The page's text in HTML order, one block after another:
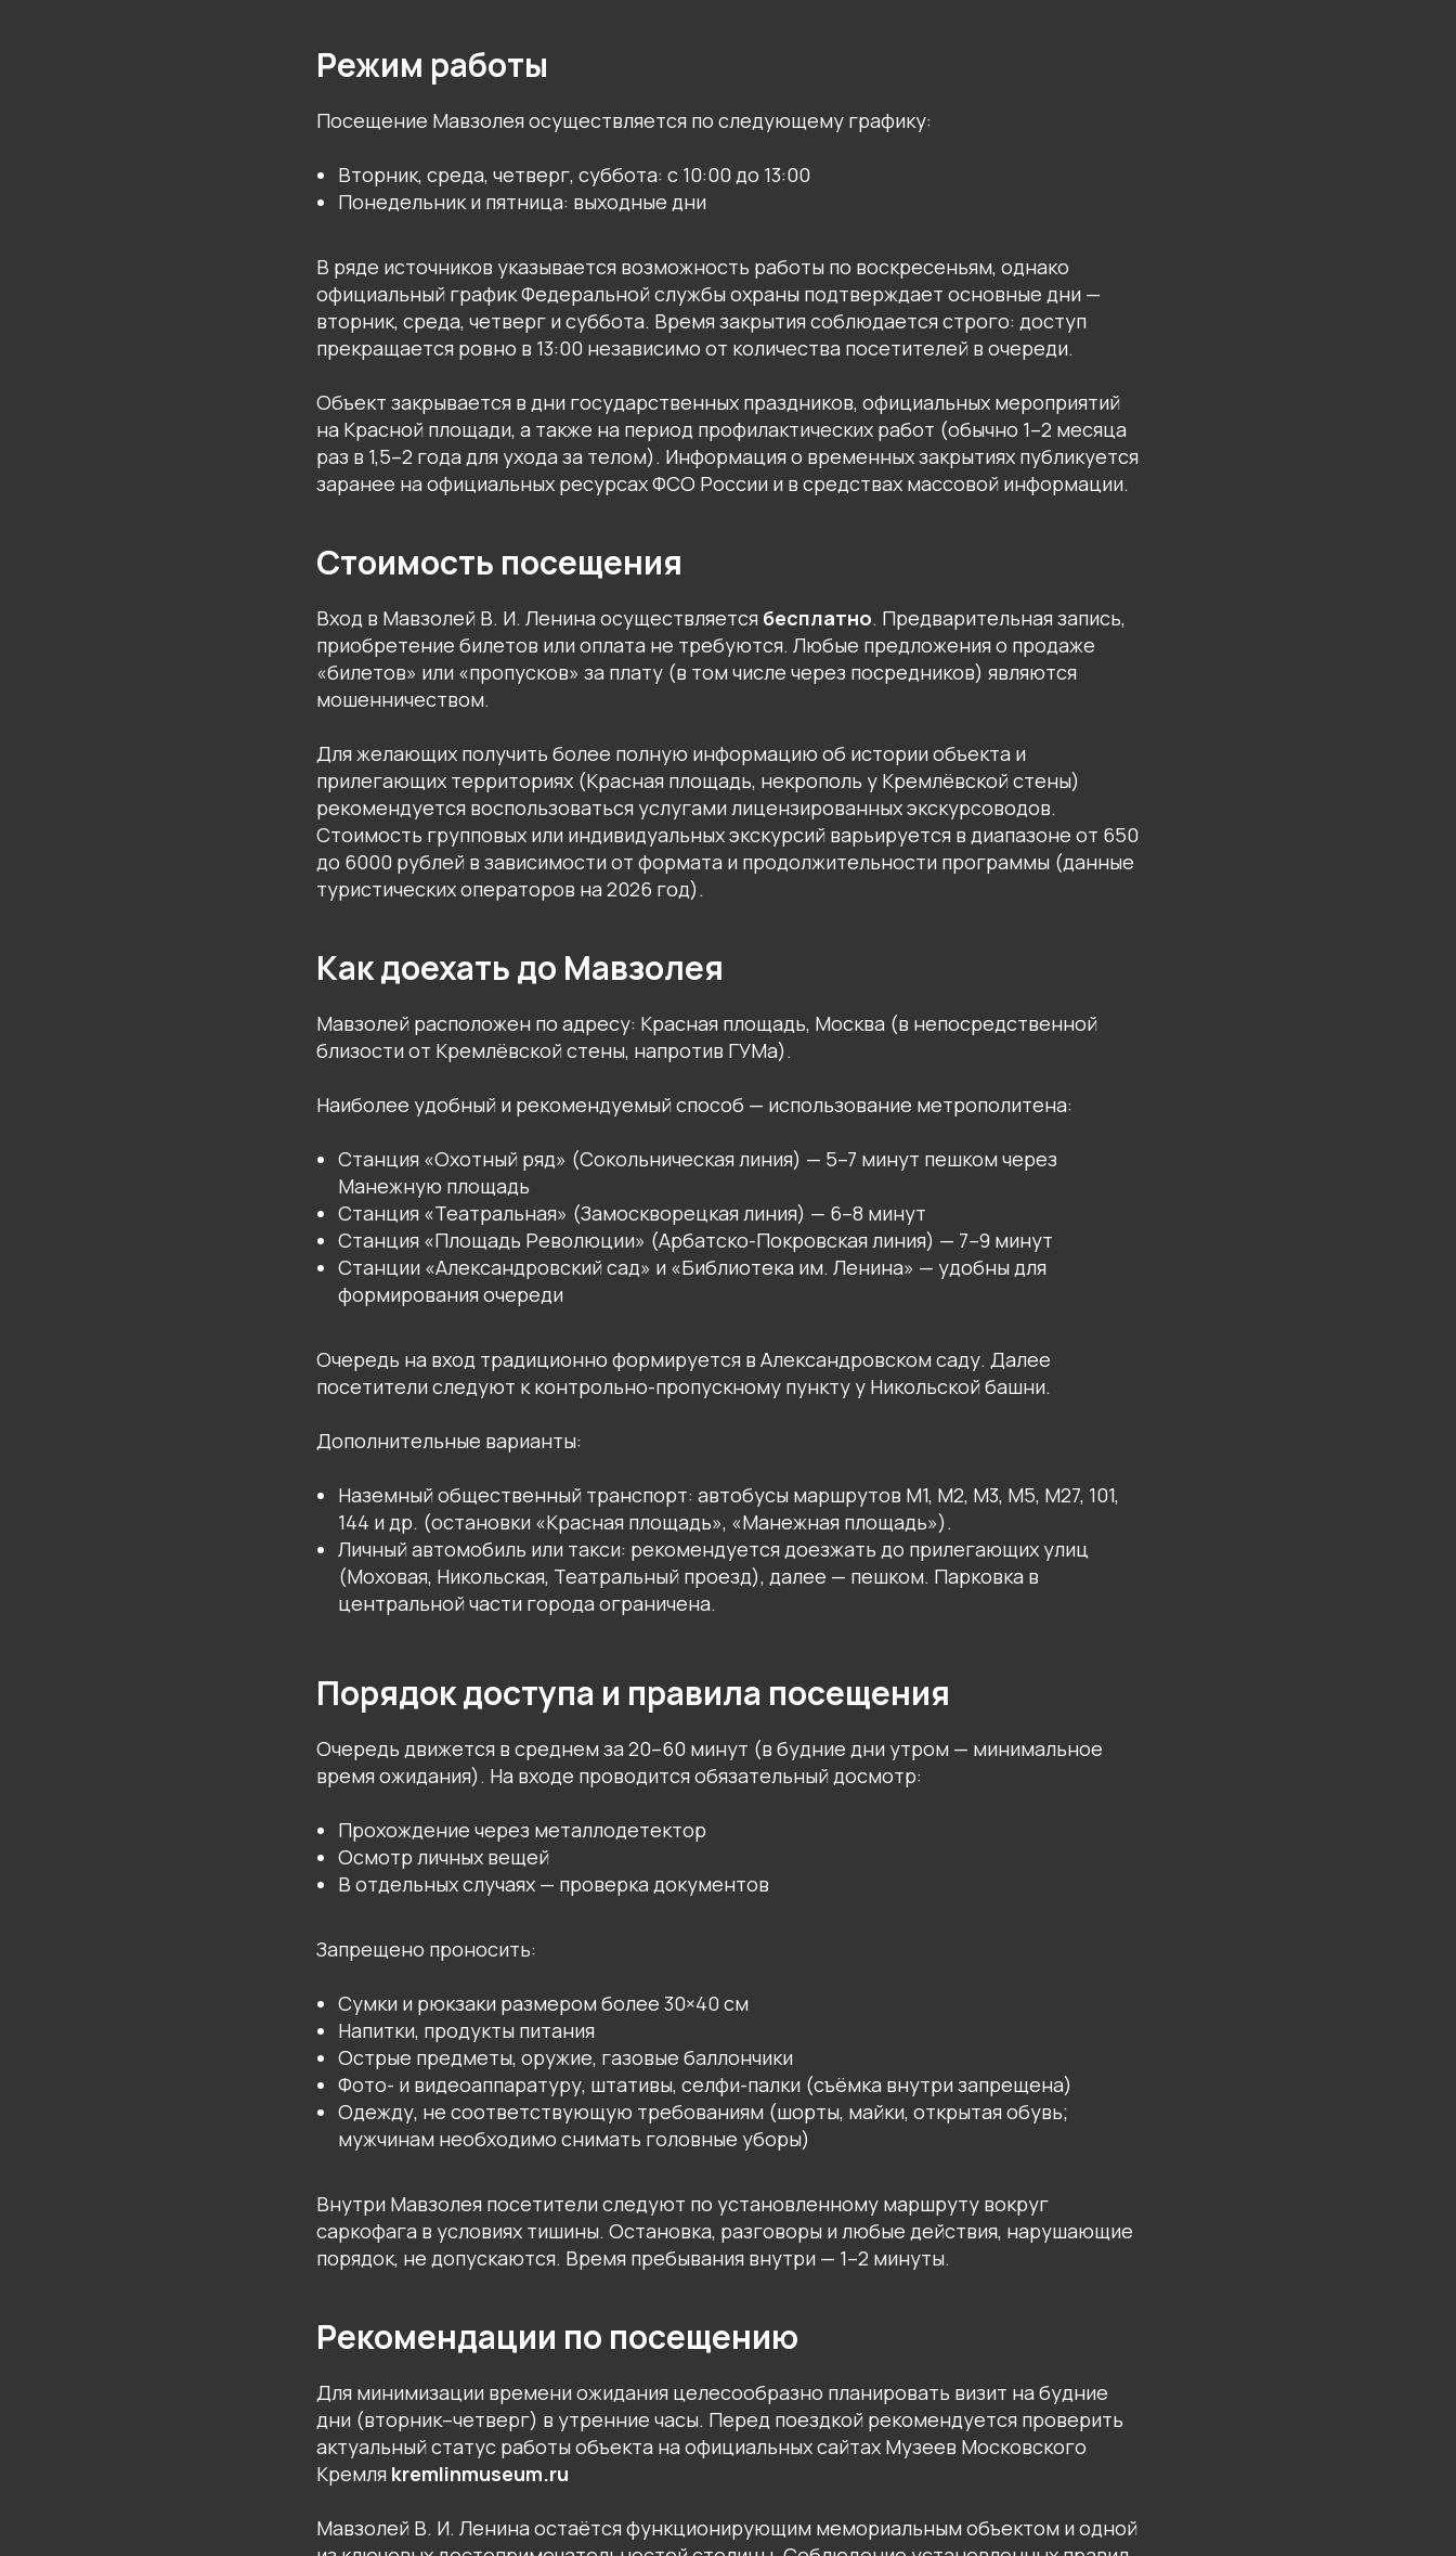
Режим работы
Посещение Мавзолея осуществляется по следующему графику:
Вторник, среда, четверг, суббота: с 10:00 до 13:00
Понедельник и пятница: выходные дни
В ряде источников указывается возможность работы по воскресеньям, однако
официальный график Федеральной службы охраны подтверждает основные дни —
вторник, среда, четверг и суббота. Время закрытия соблюдается строго: доступ
прекращается ровно в 13:00 независимо от количества посетителей в очереди.
Объект закрывается в дни государственных праздников, официальных мероприятий
на Красной площади, а также на период профилактических работ (обычно 1–2 месяца
раз в 1,5–2 года для ухода за телом). Информация о временных закрытиях публикуется
заранее на официальных ресурсах ФСО России и в средствах массовой информации.
Стоимость посещения
Вход в Мавзолей В. И. Ленина осуществляется бесплатно. Предварительная запись,
приобретение билетов или оплата не требуются. Любые предложения о продаже
«билетов» или «пропусков» за плату (в том числе через посредников) являются
мошенничеством.
Для желающих получить более полную информацию об истории объекта и
прилегающих территориях (Красная площадь, некрополь у Кремлёвской стены)
рекомендуется воспользоваться услугами лицензированных экскурсоводов.
Стоимость групповых или индивидуальных экскурсий варьируется в диапазоне от 650
до 6000 рублей в зависимости от формата и продолжительности программы (данные
туристических операторов на 2026 год).
Как доехать до Мавзолея
Мавзолей расположен по адресу: Красная площадь, Москва (в непосредственной
близости от Кремлёвской стены, напротив ГУМа).
Наиболее удобный и рекомендуемый способ — использование метрополитена:
Станция «Охотный ряд» (Сокольническая линия) — 5–7 минут пешком через
Манежную площадь
Станция «Театральная» (Замоскворецкая линия) — 6–8 минут
Станция «Площадь Революции» (Арбатско-Покровская линия) — 7–9 минут
Станции «Александровский сад» и «Библиотека им. Ленина» — удобны для
формирования очереди
Очередь на вход традиционно формируется в Александровском саду. Далее
посетители следуют к контрольно-пропускному пункту у Никольской башни.
Дополнительные варианты:
Наземный общественный транспорт: автобусы маршрутов М1, М2, М3, М5, М27, 101,
144 и др. (остановки «Красная площадь», «Манежная площадь»).
Личный автомобиль или такси: рекомендуется доезжать до прилегающих улиц
(Моховая, Никольская, Театральный проезд), далее — пешком. Парковка в
центральной части города ограничена.
Порядок доступа и правила посещения
Очередь движется в среднем за 20–60 минут (в будние дни утром — минимальное
время ожидания). На входе проводится обязательный досмотр:
Прохождение через металлодетектор
Осмотр личных вещей
В отдельных случаях — проверка документов
Запрещено проносить:
Сумки и рюкзаки размером более 30×40 см
Напитки, продукты питания
Острые предметы, оружие, газовые баллончики
Фото- и видеоаппаратуру, штативы, селфи-палки (съёмка внутри запрещена)
Одежду, не соответствующую требованиям (шорты, майки, открытая обувь;
мужчинам необходимо снимать головные уборы)
Внутри Мавзолея посетители следуют по установленному маршруту вокруг
саркофага в условиях тишины. Остановка, разговоры и любые действия, нарушающие
порядок, не допускаются. Время пребывания внутри — 1–2 минуты.
Рекомендации по посещению
Для минимизации времени ожидания целесообразно планировать визит на будние
дни (вторник–четверг) в утренние часы. Перед поездкой рекомендуется проверить
актуальный статус работы объекта на официальных сайтах Музеев Московского
Кремля kremlinmuseum.ru
Мавзолей В. И. Ленина остаётся функционирующим мемориальным объектом и одной